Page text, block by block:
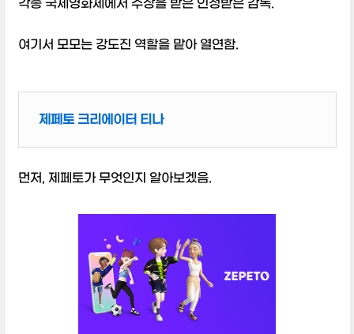
각종 국제영화제에서 수상을 받은 인정받은 감독.
여기서 모모는 강도진 역할을 맡아 열연함.
제페토 크리에이터 티나
먼저, 제페토가 무엇인지 알아보겠음.